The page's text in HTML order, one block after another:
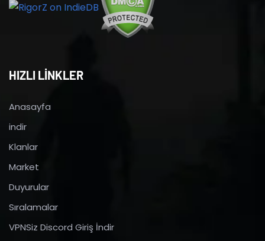
HIZLI LİNKLER
Anasayfa
indir
Klanlar
Market
Duyurular
Sıralamalar
VPNSiz Discord Giriş İndir